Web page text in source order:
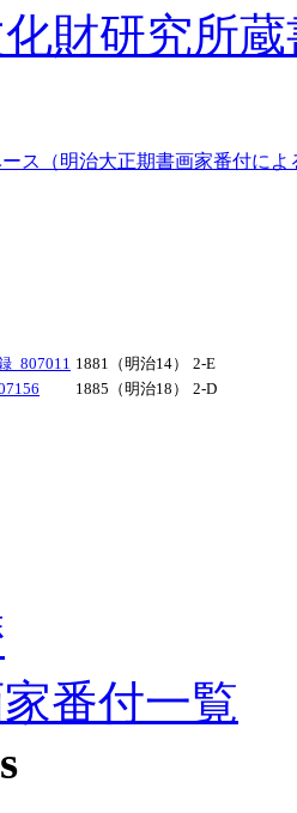
財研究所
ス（明治大正期書画家番付によ
_807011 1881（明治14）
2-E
1885（明治18） 2-D
番付一覧